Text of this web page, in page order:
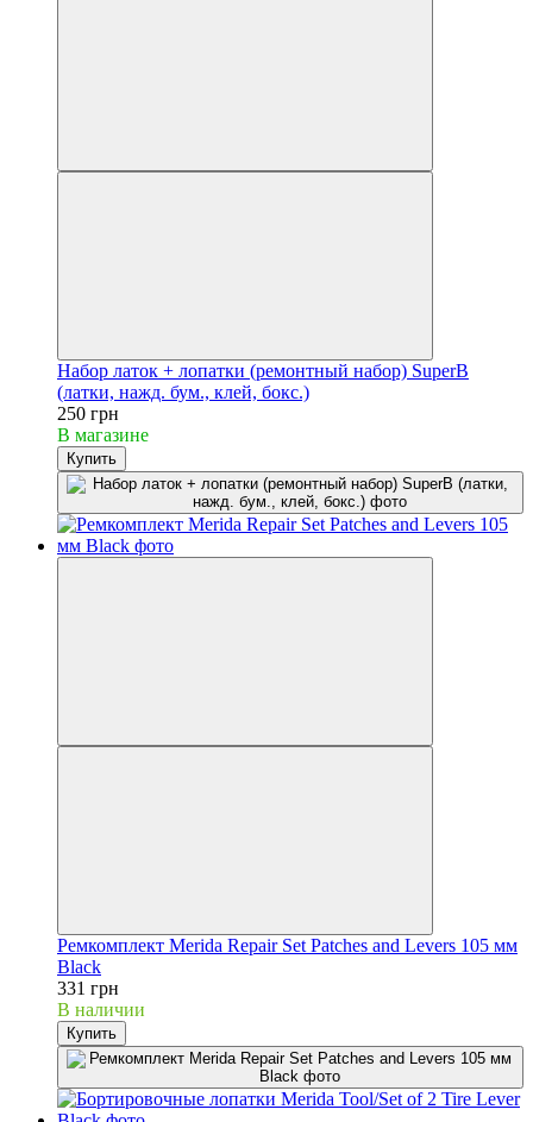
Набор латок + лопатки (ремонтный набор) SuperB
(латки, нажд. бум., клей, бокс.)
250 грн
В магазине
Купить
Ремкомплект Merida Repair Set Patches and Levers 105 мм
Black
331 грн
В наличии
Купить